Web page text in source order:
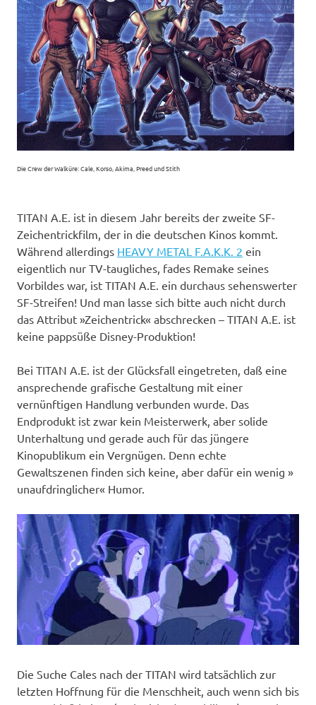
Die Crew der Walküre: Cale, Korso, Akima, Preed und Stith
TITAN A.E. ist in diesem Jahr bereits der zweite SF-
Zeichentrickfilm, der in die deutschen Kinos kommt.
Während allerdings HEAVY METAL F.A.K.K. 2 ein
eigentlich nur TV-taugliches, fades Remake seines
Vorbildes war, ist TITAN A.E. ein durchaus sehenswerter
SF-Streifen! Und man lasse sich bitte auch nicht durch
das Attribut »Zeichentrick« abschrecken – TITAN A.E. ist
keine pappsüße Disney-Produktion!
Bei TITAN A.E. ist der Glücksfall eingetreten, daß eine
ansprechende grafische Gestaltung mit einer
vernünftigen Handlung verbunden wurde. Das
Endprodukt ist zwar kein Meisterwerk, aber solide
Unterhaltung und gerade auch für das jüngere
Kinopublikum ein Vergnügen. Denn echte
Gewaltszenen finden sich keine, aber dafür ein wenig »
unaufdringlicher« Humor.
Die Suche Cales nach der TITAN wird tatsächlich zur
letzten Hoffnung für die Menschheit, auch wenn sich bis